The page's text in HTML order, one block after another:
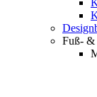
Fuß- &